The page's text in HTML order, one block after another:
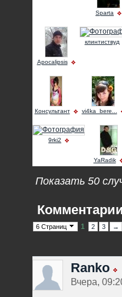
Sparta
Apocalipsis
клинтиствуд
Консультант vi4ka_bere...
9rki2
YaRadik
Показать 50
6 Страниц 1 2 3 →
Ranko
Вчера,